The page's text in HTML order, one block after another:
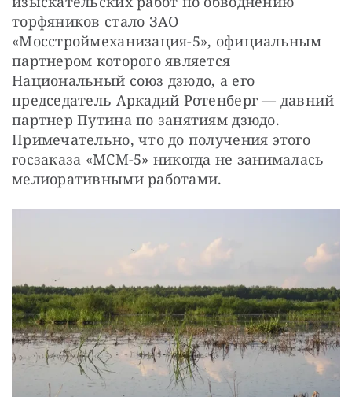
торфяников стало ЗАО
«Мосстроймеханизация-5», официальным
партнером которого является
Национальный союз дзюдо, а его
председатель Аркадий Ротенберг — давний
партнер Путина по занятиям дзюдо.
Примечательно, что до получения этого
госзаказа «МСМ-5» никогда не занималась
мелиоративными работами.